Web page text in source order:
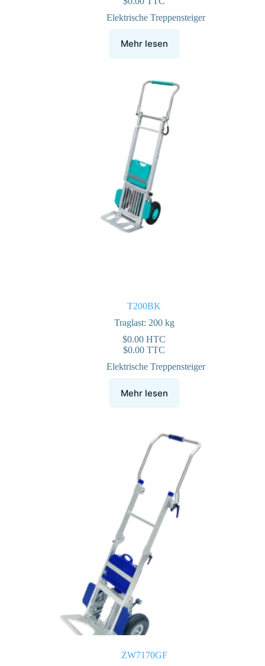
Elektrische Treppensteiger
Mehr lesen
T200BK
Traglast: 200 kg
$0.00 HTC
$0.00 TTC
Elektrische Treppensteiger
Mehr lesen
ZW7170GF